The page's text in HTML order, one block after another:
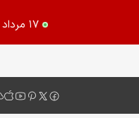
۱۷ مرداد ۱۴۰۵